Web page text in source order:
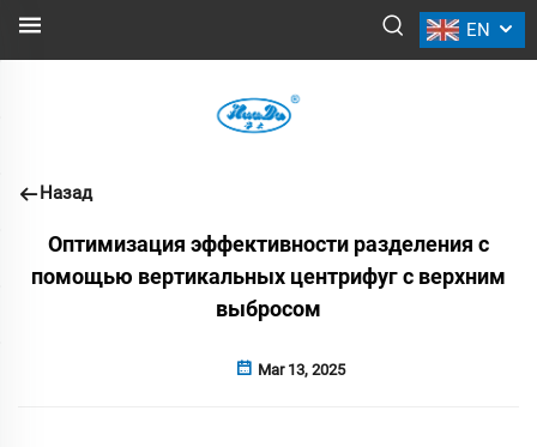
EN
НОВОСТИ
Назад
Оптимизация эффективности разделения с
помощью вертикальных центрифуг с верхним
выбросом
Mar 13, 2025